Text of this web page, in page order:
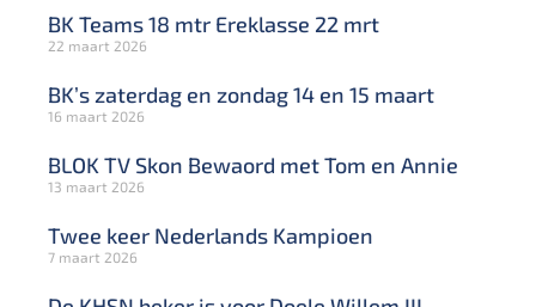
BK Teams 18 mtr Ereklasse 22 mrt
22 maart 2026
BK’s zaterdag en zondag 14 en 15 maart
16 maart 2026
BLOK TV Skon Bewaord met Tom en Annie
13 maart 2026
Twee keer Nederlands Kampioen
7 maart 2026